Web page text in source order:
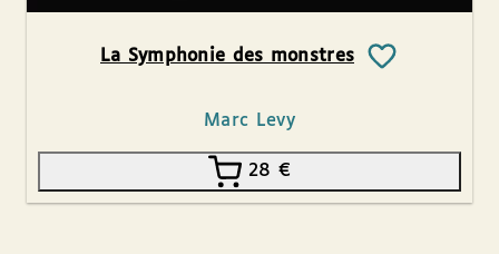
La Symphonie des monstres
Marc Levy
28 €